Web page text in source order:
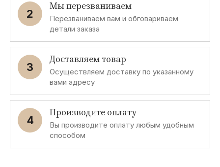
2
Мы перезваниваем
Перезваниваем вам и обговариваем
детали заказа
3
Доставляем товар
Осуществляем доставку по указанному
вами адресу
4
Производите оплату
Вы производите оплату любым удобным
способом